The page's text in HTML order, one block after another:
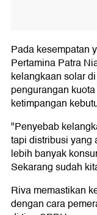
Pada kesempatan
Pertamina Patra
kelangkaan solar
pengurangan
ketimpangan
"Penyebab
tapi distribusi yang
lebih banyak
Sekarang sudah
Riva memastikan
dengan cara